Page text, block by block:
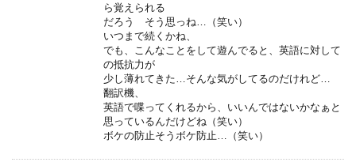
ら覚えられる
だろう そう思っね…（笑い）
いつまで続くかね、
でも、こんなことをして遊んでると、英語に対して
の抵抗力が
少し薄れてきた…そんな気がしてるのだけれど…
翻訳機、
英語で喋ってくれるから、いいんではないかなぁと
思っているんだけどね（笑い）
ボケの防止そうボケ防止…（笑い）